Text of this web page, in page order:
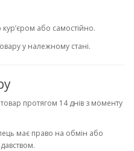
або самостійно.
у належному стані.
протягом 14 днів з моменту
має право на обмін або